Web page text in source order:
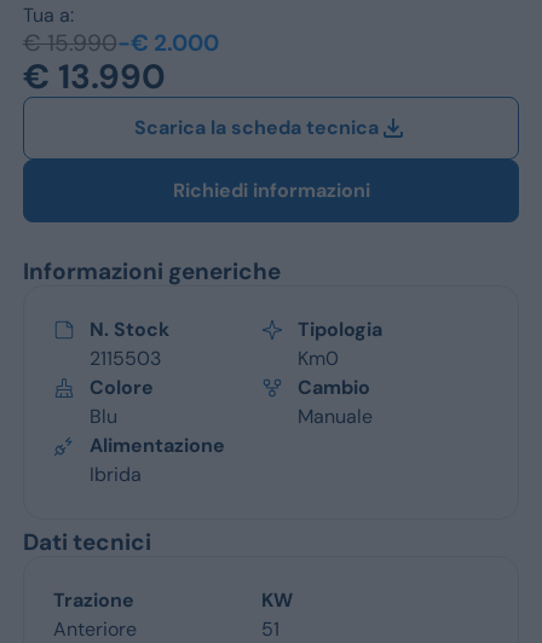
Tua a:
€ 15.990-€ 2.000
€ 13.990
Scarica la scheda tecnica
Richiedi informazioni
Informazioni generiche
N. Stock
2115503
Tipologia
Km0
Colore
Blu
Cambio
Manuale
Alimentazione
Ibrida
Dati tecnici
Trazione
Anteriore
KW
51